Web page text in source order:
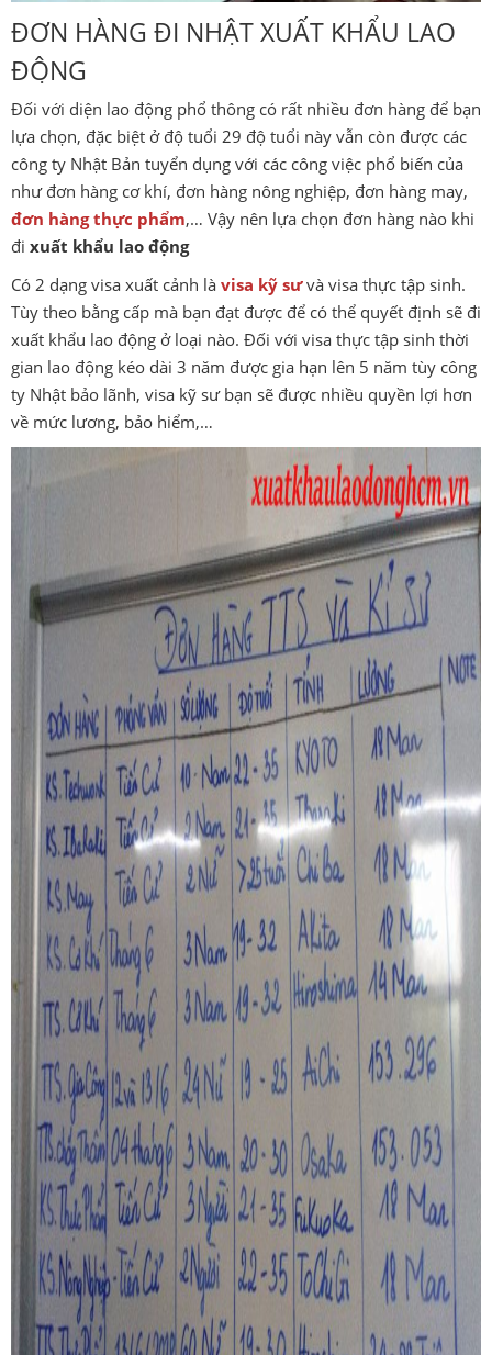
ĐƠN HÀNG ĐI NHẬT XUẤT KHẨU LAO
ĐỘNG
Đối với diện lao động phổ thông có rất nhiều đơn hàng để bạn
lựa chọn, đặc biệt ở độ tuổi 29 độ tuổi này vẫn còn được các
công ty Nhật Bản tuyển dụng với các công việc phổ biến của
như đơn hàng cơ khí, đơn hàng nông nghiệp, đơn hàng may,
đơn hàng thực phẩm,… Vậy nên lựa chọn đơn hàng nào khi
đi xuất khẩu lao động
Có 2 dạng visa xuất cảnh là visa kỹ sưvà visa thực tập sinh.
Tùy theo bằng cấp mà bạn đạt được để có thể quyết định sẽ đi
xuất khẩu lao động ở loại nào. Đối với visa thực tập sinh thời
gian lao động kéo dài 3 năm được gia hạn lên 5 năm tùy công
ty Nhật bảo lãnh, visa kỹ sư bạn sẽ được nhiều quyền lợi hơn
về mức lương, bảo hiểm,…